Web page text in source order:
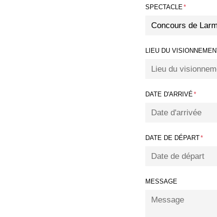
SPECTACLE*
LIEU DU
DATE D'ARRIVÉ*
DATE DE DÉPART *
MESSAGE